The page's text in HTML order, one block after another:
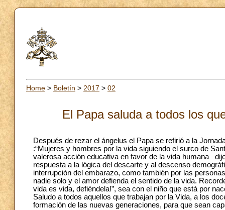
Home > Boletín > 2017 > 02
El Papa saluda a todos los
Después de rezar el ángelus el Papa se refirió a la
:“Mujeres y hombres por la vida siguiendo el surco de
valerosa acción educativa en favor de la vida humana
respuesta a la lógica del descarte y al descenso
interrupción del embarazo, como también por las
nadie solo y el amor defienda el sentido de la vida.
vida es vida, defiéndela!”, sea con el niño que está por
Saludo a todos aquellos que trabajan por la Vida, a los
formación de las nuevas generaciones, para que sean